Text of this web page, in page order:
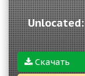
Скачать